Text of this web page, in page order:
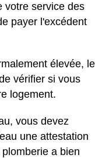
votre service des
payer l'excédent
élevée, le
vérifier si vous
logement.
vous devez
une attestation
a bien